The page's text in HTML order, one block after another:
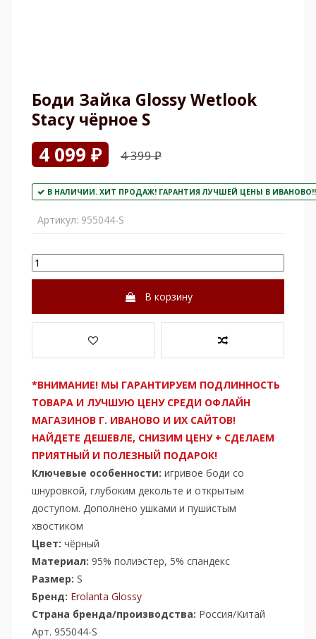
Боди Зайка Glossy Wetlook
Stacy чёрное S
4 099 ₽ 4 399 ₽
В НАЛИЧИИ. ХИТ ПРОДАЖ! ГАРАНТИЯ ЛУЧШЕЙ ЦЕНЫ В
Артикул: 955044-S
В корзину
*ВНИМАНИЕ! МЫ ГАРАНТИРУЕМ ПОДЛИННОСТЬ
ТОВАРА И ЛУЧШУЮ ЦЕНУ СРЕДИ ОФЛАЙН
МАГАЗИНОВ Г. ИВАНОВО И ИХ САЙТОВ!
НАЙДЕТЕ ДЕШЕВЛЕ, СНИЗИМ ЦЕНУ + СДЕЛАЕМ
ПРИЯТНЫЙ И ПОЛЕЗНЫЙ ПОДАРОК!
Ключевые особенности: игривое боди со
шнуровкой, глубоким декольте и открытым
доступом. Дополнено ушками и пушистым
хвостиком
Цвет: чёрный
Материал: 95% полиэстер, 5% спандекс
Размер: S
Бренд: Erolanta Glossy
Страна бренда/производства: Россия/Китай
Арт. 955044-S